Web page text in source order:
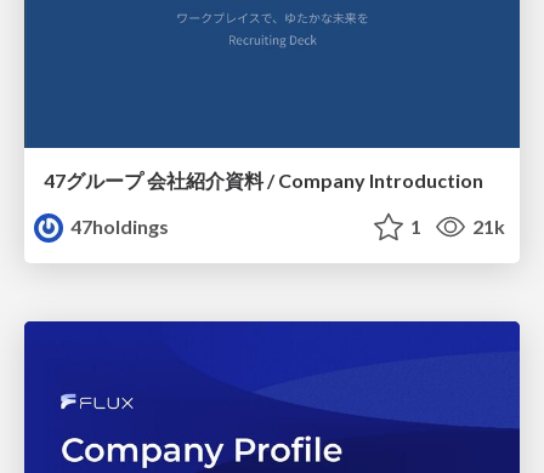
47グループ 会社紹介資料 / Company Introduction
47holdings
1 21k